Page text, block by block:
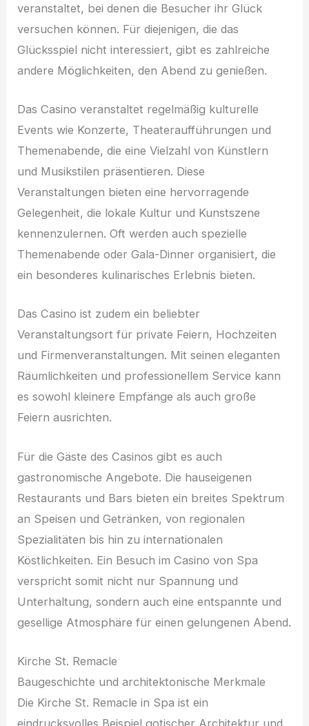
veranstaltet, bei denen die Besucher ihr Glück
versuchen können. Für diejenigen, die das
Glücksspiel nicht interessiert, gibt es zahlreiche
andere Möglichkeiten, den Abend zu genießen.
Das Casino veranstaltet regelmäßig kulturelle
Events wie Konzerte, Theateraufführungen und
Themenabende, die eine Vielzahl von Künstlern
und Musikstilen präsentieren. Diese
Veranstaltungen bieten eine hervorragende
Gelegenheit, die lokale Kultur und Kunstszene
kennenzulernen. Oft werden auch spezielle
Themenabende oder Gala-Dinner organisiert, die
ein besonderes kulinarisches Erlebnis bieten.
Das Casino ist zudem ein beliebter
Veranstaltungsort für private Feiern, Hochzeiten
und Firmenveranstaltungen. Mit seinen eleganten
Räumlichkeiten und professionellem Service kann
es sowohl kleinere Empfänge als auch große
Feiern ausrichten.
Für die Gäste des Casinos gibt es auch
gastronomische Angebote. Die hauseigenen
Restaurants und Bars bieten ein breites Spektrum
an Speisen und Getränken, von regionalen
Spezialitäten bis hin zu internationalen
Köstlichkeiten. Ein Besuch im Casino von Spa
verspricht somit nicht nur Spannung und
Unterhaltung, sondern auch eine entspannte und
gesellige Atmosphäre für einen gelungenen Abend.
Kirche St. Remacle
Baugeschichte und architektonische Merkmale
Die Kirche St. Remacle in Spa ist ein
eindrucksvolles Beispiel gotischer Architektur und